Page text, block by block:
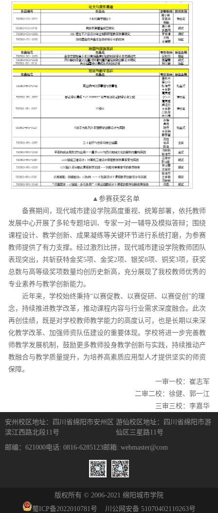
▲参赛获奖名单
备赛期间，现代城市建设学院高度重视、统筹部署，依托教师
发展中心开展了多轮专题培训、专家一对一辅导及模拟答辩；围绕
课程设计、教学创新、成果凝练等关键环节进行系统打磨，为参赛
教师提供了有力支撑。经过激烈比拼，现代城市建设学院教师团队
表现突出，共斩获特金奖5项、金奖2项、银奖8项、铜奖3项，获奖
总数与高等级奖项数量均创历史新高，充分展现了我校教师优秀的
专业素养与教学创新能力。
近年来，学校始终秉持“以赛促教、以赛促研、以赛促创”的理
念，持续推进教学改革，推动课程内容与行业需求深度融合。此次
再创佳绩，既是对学校教师教学能力的高度认可，也是长期以来深
化教学改革、加强师资队伍建设的重要体现。学校将进一步完善教
师教学发展机制，鼓励更多教师投身教学创新与实践，持续推动产
教融合与教学质量提升，为培养高素质应用型人才提供坚实的师资
保障。
一审一校：崔志军
二审二校：徐健、郭一江
三审三校：李嘉华
安州校区地址：四川省绵阳市安州区
滨江西路北段11号
游仙校区地址：四川省绵阳市游
仙区三星路11号
邮编：621000 电话: 0816-6285123邮箱: webmaster@com
版权所有 © 2006-2021 绵阳城市学院
蜀ICP备2022010781 号 川公网安备 51070402110263号